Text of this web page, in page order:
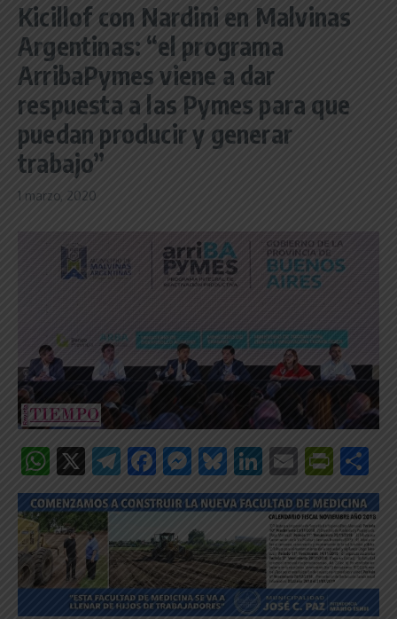
Kicillof con Nardini en Malvinas
Argentinas: “el programa
ArribaPymes viene a dar
respuesta a las Pymes para que
puedan producir y generar
trabajo”
1 marzo, 2020
WhatsApp
X Telegram
Facebook
Messenger
Bluesky
LinkedIn
Email